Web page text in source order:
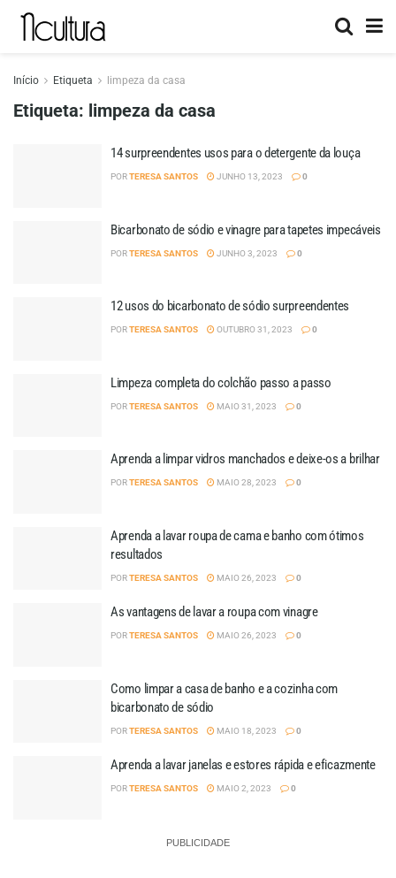
Início Etiqueta limpeza da casa
Etiqueta: limpeza da casa
14 surpreendentes usos para o detergente da louça
PORTERESA SANTOS JUNHO 13, 2023 0
Bicarbonato de sódio e vinagre para tapetes impecáveis
PORTERESA SANTOS JUNHO 3, 2023 0
12 usos do bicarbonato de sódio surpreendentes
PORTERESA SANTOS OUTUBRO 31, 2023 0
Limpeza completa do colchão passo a passo
PORTERESA SANTOS MAIO 31, 2023 0
Aprenda a limpar vidros manchados e deixe-os a brilhar
PORTERESA SANTOS MAIO 28, 2023 0
Aprenda a lavar roupa de cama e banho com ótimos
resultados
PORTERESA SANTOS MAIO 26, 2023 0
As vantagens de lavar a roupa com vinagre
PORTERESA SANTOS MAIO 26, 2023 0
Como limpar a casa de banho e a cozinha com
bicarbonato de sódio
PORTERESA SANTOS MAIO 18, 2023 0
Aprenda a lavar janelas e estores rápida e eficazmente
PORTERESA SANTOS MAIO 2, 2023 0
PUBLICIDADE